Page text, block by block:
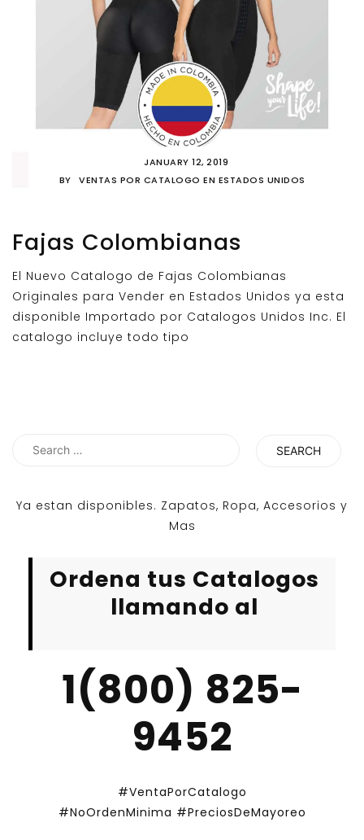
JANUARY 12, 2019
BY
VENTAS POR CATALOGO EN ESTADOS UNIDOS
Fajas Colombianas
El Nuevo Catalogo de Fajas Colombianas
Originales para Vender en Estados Unidos ya esta
disponible Importado por Catalogos Unidos Inc. El
catalogo incluye todo tipo
Search
Ya estan disponibles. Zapatos, Ropa, Accesorios y
Mas
Ordena tus Catalogos
llamando al
1(800) 825-
9452
#VentaPorCatalogo
#NoOrdenMinima #PreciosDeMayoreo